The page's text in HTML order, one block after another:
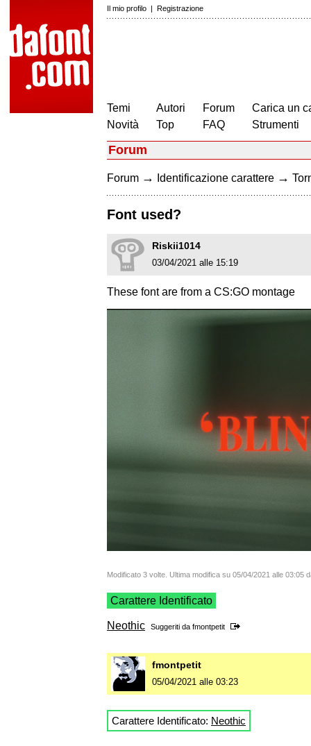
Il mio profilo | Registrazione
Temi
Novità
Autori
Top
Forum
FAQ
Carica un
Strumenti
Forum
Forum → Identificazione carattere →
Font used?
Riskii1014
03/04/2021 alle 15:19
These font are from a CS:GO montage
Modificato 3 volte. Ultima modifica su 05/04/2021 alle 03:05
Carattere Identificato
Neothic Suggeriti da fmontpetit
fmontpetit
05/04/2021 alle 03:23
Carattere Identificato: Neothic